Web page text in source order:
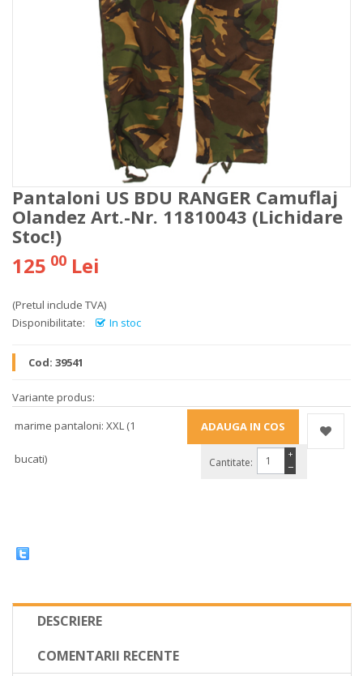
Pantaloni US BDU RANGER Camuflaj
Olandez Art.-Nr. 11810043 (Lichidare
Stoc!)
125 00 Lei
(Pretul include TVA)
Disponibilitate:
In stoc
Cod: 39541
Variante produs:
marime pantaloni: XXL (1
bucati) Cantitate: −
+
DESCRIERE
COMENTARII RECENTE